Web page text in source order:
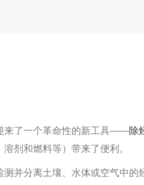
来了一个革命性的新工具——除
剂和燃料等）带来了便利。
并分离土壤、水体或空气中的